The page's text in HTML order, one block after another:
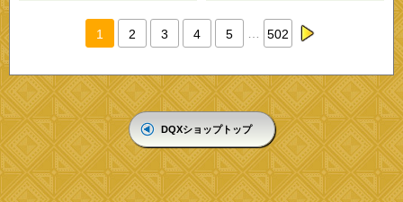
1 2 3 4 5 502
DQXショップトップ